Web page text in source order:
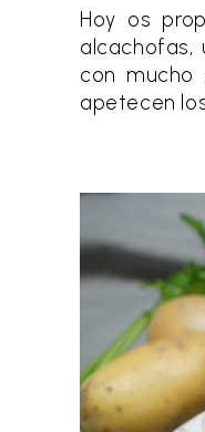
Hoy os
alcachofas,
con mucho
apetecen los